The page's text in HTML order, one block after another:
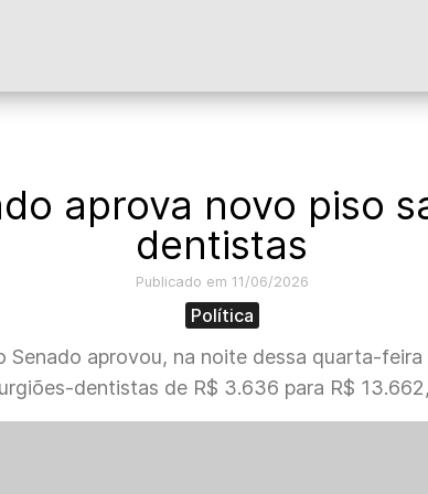
aprova novo piso
dentistas
Publicado em 11/06/2026
Política
Senado aprovou, na noite dessa quarta-
dentistas de R$ 3.636 para R$